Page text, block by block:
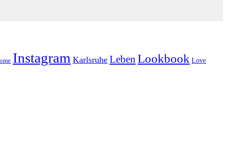
Instagram Karlsruhe Leben Lookbook Love